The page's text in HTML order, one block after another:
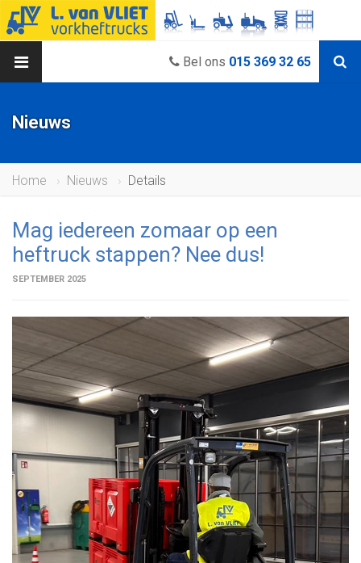
Bel ons 015 369 32 65
Nieuws
Home Nieuws Details
Mag iedereen zomaar op een
heftruck stappen? Nee dus!
SEPTEMBER 2025